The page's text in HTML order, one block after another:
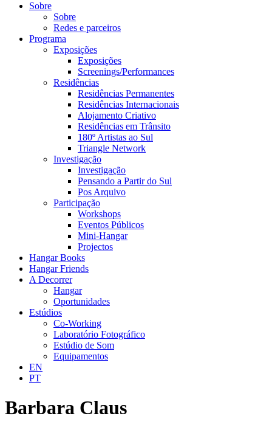
Sobre
Sobre
Redes e parceiros
Programa
Exposições
Exposições
Screenings/Performances
Residências
Residências Permanentes
Residências Internacionais
Alojamento Criativo
Residências em Trânsito
180º Artistas ao Sul
Triangle Network
Investigação
Investigação
Pensando a Partir do Sul
Pos Arquivo
Participação
Workshops
Eventos Públicos
Mini-Hangar
Projectos
Hangar Books
Hangar Friends
A Decorrer
Hangar
Oportunidades
Estúdios
Co-Working
Laboratório Fotográfico
Estúdio de Som
Equipamentos
EN
PT
Barbara Claus